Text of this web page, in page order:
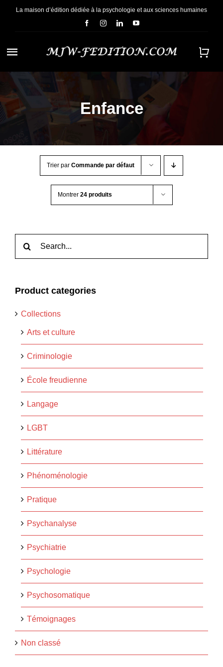
PasserLa maison d’édition dédiée à la psychologie et aux sciences humaines
Navigation
à
bascule
ACCUEIL
NOUS CONNAÎTRE
CONTACT
Enfance
Trier par Commande par défaut
Montrer 24 produits
Product categories
Collections
Arts et culture
Criminologie
École freudienne
Langage
LGBT
Littérature
Phénoménologie
Pratique
Psychanalyse
Psychiatrie
Psychologie
Psychosomatique
Témoignages
Non classé